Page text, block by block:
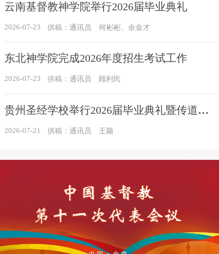
云南基督教神学院举行2026届毕业典礼
2026-07-23 供稿：通讯员 何彬彬、余金才
东北神学院完成2026年度招生考试工作
2026-07-23 供稿：通讯员 顾利民
贵州圣经学校举行2026届毕业典礼暨传道员培训班结业典礼
2026-07-21 供稿：通讯员 王颖